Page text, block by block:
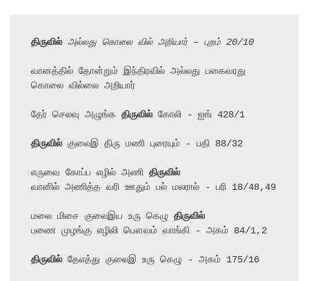
திருவில் அல்லது கொலை வில் அறியார் – புறம் 20/10
வானத்தில் தோன்றும் இந்திரவில் அல்லது பகைவரது
கொலை வில்லை அறியார்
தேர் செலவு அழுங்க திருவில் கோலி - ஐங் 428/1
திருவில் குலைஇ திரு மணி புரையும் - பதி 88/32
எருவை கோப்ப எழில் அணி திருவில்
வானில் அணித்த வரி ஊதும் பல் மலரால் - பரி 18/48,49
மலை மிசை குலைஇய உரு கெழு திருவில்
பணை முழங்கு எழிலி பௌவம் வாங்கி - அகம் 84/1,2
திருவில் தேஎத்து குலைஇ உரு கெழு - அகம் 175/16